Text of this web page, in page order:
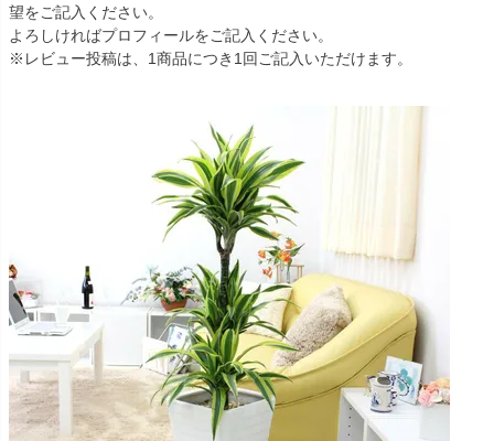
望をご記入ください。
よろしければプロフィールをご記入ください。
※レビュー投稿は、1商品につき1回ご記入いただけます。